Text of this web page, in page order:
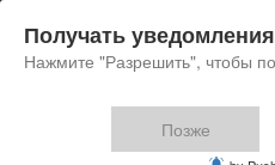
Получать
Нажмите "Разрешить", чтобы
Позже